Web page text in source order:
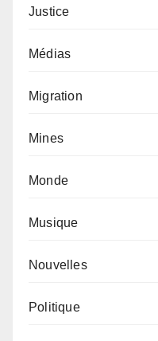
Justice
Médias
Migration
Mines
Monde
Musique
Nouvelles
Politique